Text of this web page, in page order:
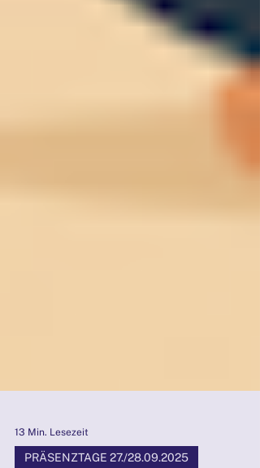
13 Min. Lesezeit